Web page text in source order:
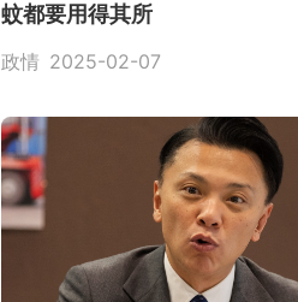
蚊都要用得其所
政情 2025-02-07